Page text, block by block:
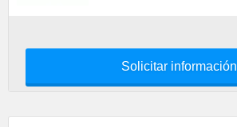
Solicitar información